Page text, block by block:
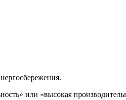
или «высокая